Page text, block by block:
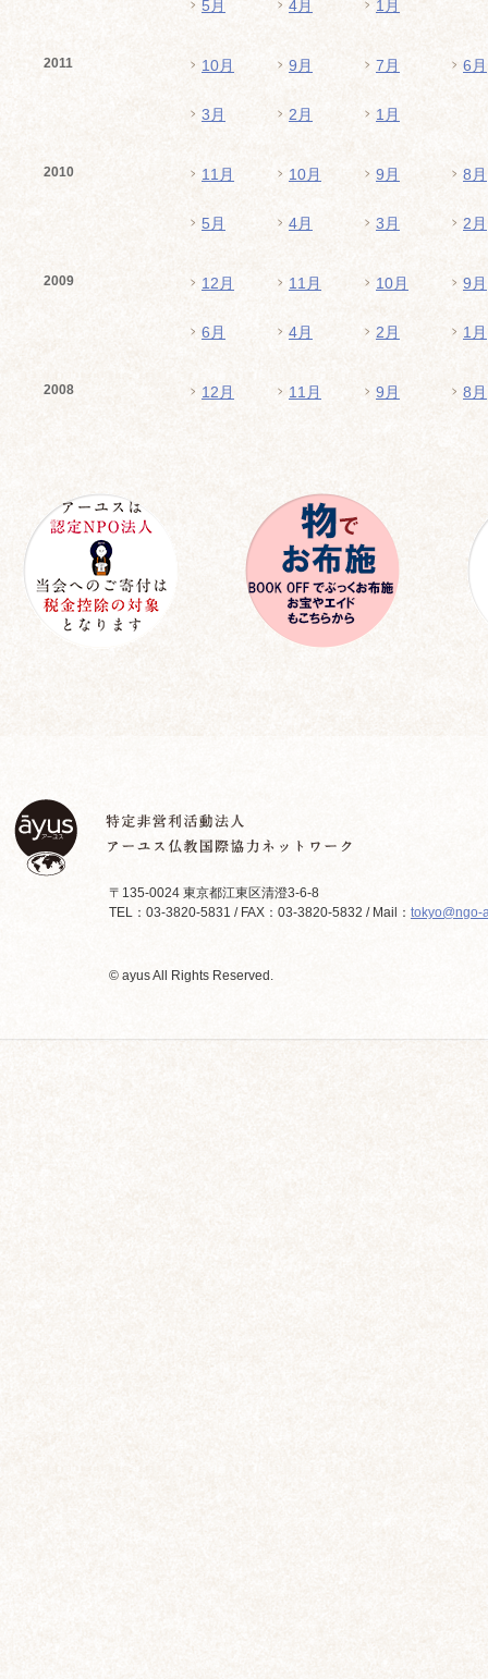
5月 4月 1月
2011 10月 9月 7月 6月
3月 2月 1月
2010 11月 10月 9月 8月
5月 4月 3月 2月
2009 12月 11月 10月 9月
6月 4月 2月 1月
2008 12月 11月 9月 8月
〒135-0024 東京都江東区清澄3-6-8
TEL：03-3820-5831 / FAX：03-3820-5832 / Mail： tokyo@ngo-
© ayus All Rights Reserved.